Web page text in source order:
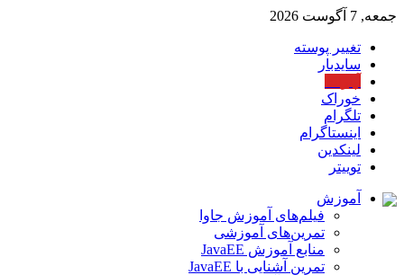
جمعه, 7 آگوست 2026
تغییر پوسته
سایدبار
خوراک
تلگرام
اینستاگرام
لینکدین
توییتر
آموزش
فیلم‌های آموزش جاوا
تمرین‌های آموزشی
منابع آموزش JavaEE
تمرین آشنایی با JavaEE